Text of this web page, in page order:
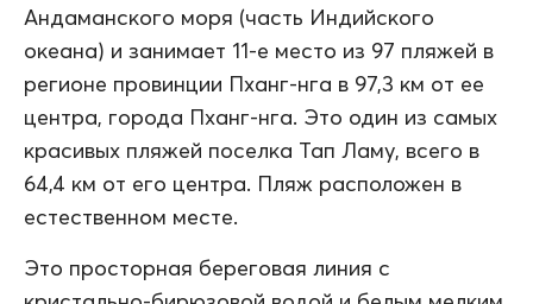
Андаманского моря (часть Индийского
океана) и занимает 11-е место из 97 пляжей в
регионе провинции Пханг-нга в 97,3 км от ее
центра, города Пханг-нга. Это один из самых
красивых пляжей поселка Тап Ламу, всего в
64,4 км от его центра. Пляж расположен в
естественном месте.
Это просторная береговая линия с